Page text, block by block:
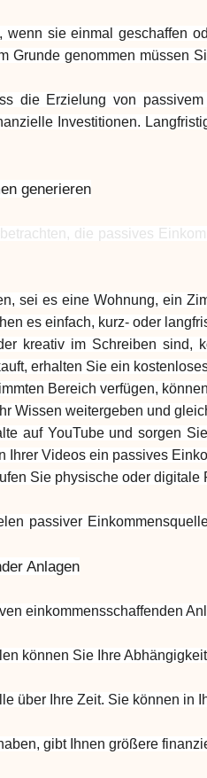
sie einmal geschaffen
Grunde genommen müssen
die Erzielung von
Investitionen.
generieren
die passives
sei es eine Wohnung, ein
es einfach, kurz- oder
kreativ im Schreiben
erhalten Sie ein
Bereich verfügen,
Wissen weitergeben und
auf YouTube und sorgen
Ihrer Videos ein passives
Sie physische oder
passiver
Anlagen
einkommensschaffenden
können Sie Ihre
über Ihre Zeit. Sie können in
gibt Ihnen größere